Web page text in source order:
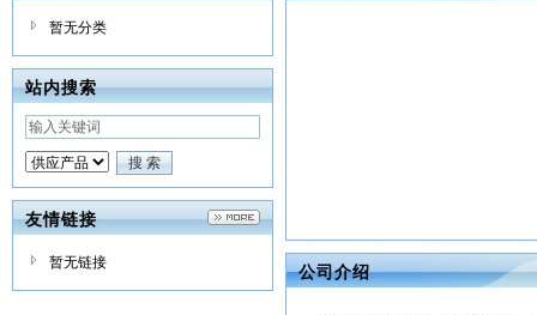
暂无分类
站内搜索
友情链接
暂无链接 公司介绍